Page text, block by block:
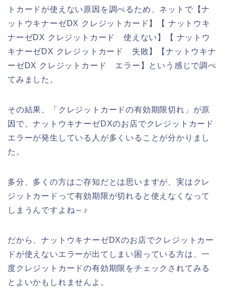
トカードが使えない原因を調べるため、ネットで【ナ
ットウキナーゼDX クレジットカード】【 ナットウキ
ナーゼDX クレジットカード 使えない】【 ナットウ
キナーゼDX クレジットカード 失敗】【ナットウキナ
ーゼDX クレジットカード エラー】という感じで調べ
てみました。
その結果、「クレジットカードの有効期限切れ」が原
因で、ナットウキナーゼDXのお店でクレジットカード
エラーが発生している人が多くいることが分かりまし
た。
多分、多くの方はご存知だとは思いますが、実はクレ
ジットカードって有効期限が切れると使えなくなって
しまうんですよね～♪
だから、ナットウキナーゼDXのお店でクレジットカー
ドが使えないエラーが出てしまい困っている方は、一
度クレジットカードの有効期限をチェックされてみる
とよいかもしれませんよ。